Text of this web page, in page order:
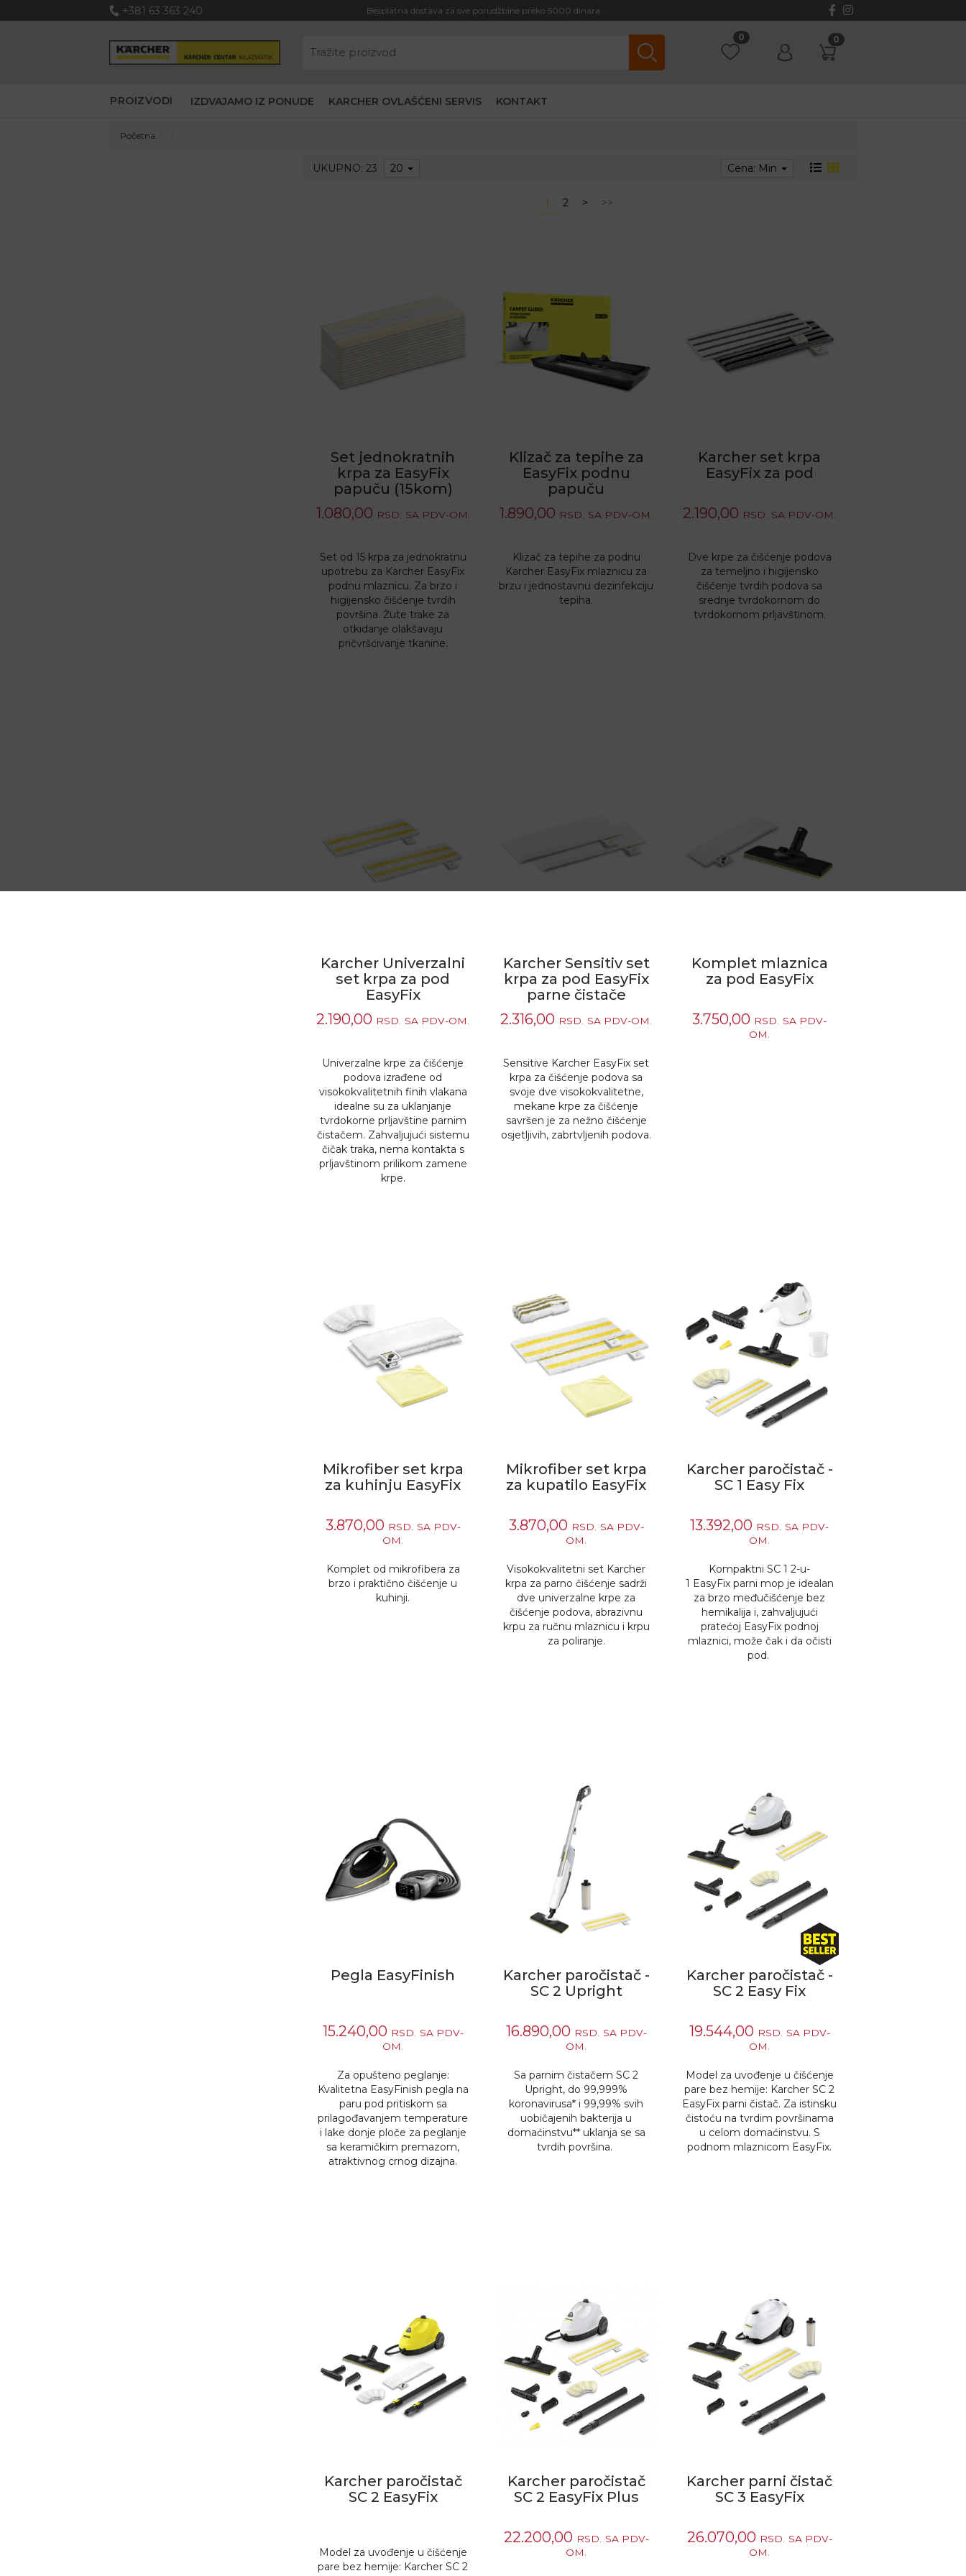
+381 63 363 240 Besplatna dostava za sve porudžbine preko 5000 dinara
0 0
PROIZVODI IZDVAJAMO IZ PONUDE KARCHER OVLAŠĆENI SERVIS KONTAKT
Početna
UKUPNO: 23 20 Cena: Min
1 2 > >>
Set jednokratnih
krpa za EasyFix
papuču (15kom)
1.080,00 RSD. SA PDV-OM.
Set od 15 krpa za jednokratnu
upotrebu za Karcher EasyFix
podnu mlaznicu. Za brzo i
higijensko čišćenje tvrdih
površina. Žute trake za
otkidanje olakšavaju
pričvršćivanje tkanine.
Klizač za tepihe za
EasyFix podnu
papuču
1.890,00 RSD. SA PDV-OM.
Klizač za tepihe za podnu
Karcher EasyFix mlaznicu za
brzu i jednostavnu dezinfekciju
tepiha.
Karcher set krpa
EasyFix za pod
2.190,00 RSD. SA PDV-OM.
Dve krpe za čišćenje podova
za temeljno i higijensko
čišćenje tvrdih podova sa
srednje tvrdokornom do
tvrdokornom prljavštinom.
Karcher Univerzalni
set krpa za pod
EasyFix
2.190,00 RSD. SA PDV-OM.
Univerzalne krpe za čišćenje
podova izrađene od
visokokvalitetnih finih vlakana
idealne su za uklanjanje
tvrdokorne prljavštine parnim
čistačem. Zahvaljujući sistemu
čičak traka, nema kontakta s
prljavštinom prilikom zamene
krpe.
Karcher Sensitiv set
krpa za pod EasyFix
parne čistače
2.316,00 RSD. SA PDV-OM.
Sensitive Karcher EasyFix set
krpa za čišćenje podova sa
svoje dve visokokvalitetne,
mekane krpe za čišćenje
savršen je za nežno čišćenje
osjetljivih, zabrtvljenih podova.
Komplet mlaznica
za pod EasyFix
3.750,00 RSD.
SA PDV-
OM.
Mikrofiber set krpa
za kuhinju EasyFix
3.870,00 RSD.
SA PDV-
OM.
Komplet od mikrofibera za
brzo i praktično čišćenje u
kuhinji.
Mikrofiber set krpa
za kupatilo EasyFix
3.870,00 RSD.
SA PDV-
OM.
Visokokvalitetni set Karcher
krpa za parno čišćenje sadrži
dve univerzalne krpe za
čišćenje podova, abrazivnu
krpu za ručnu mlaznicu i krpu
za poliranje.
Karcher paročistač -
SC 1 Easy Fix
13.392,00 RSD.
SA PDV-
OM.
Kompaktni SC 1 2-u-
1 EasyFixparni mop je idealan
za brzo međučišćenje bez
hemikalija i, zahvaljujući
pratećoj EasyFixpodnoj
mlaznici, može čak i da očisti
pod. ​
Pegla EasyFinish
15.240,00 RSD.
SA PDV-
OM.
Za opušteno peglanje:
Kvalitetna EasyFinish pegla na
paru pod pritiskom sa
prilagođavanjem temperature
i lake donje ploče za peglanje
sa keramičkim premazom,
atraktivnog crnog dizajna.
Karcher paročistač -
SC 2 Upright
16.890,00 RSD.
SA PDV-
OM.
Sa parnim čistačem SC 2
Upright, do 99,999%
koronavirusa* i 99,99% svih
uobičajenih bakterija u
domaćinstvu** uklanja se sa
tvrdih površina. ​
Karcher paročistač -
SC 2 Easy Fix
19.544,00 RSD.
SA PDV-
OM.
Model za uvođenje u čišćenje
pare bez hemije: Karcher SC 2
EasyFix parni čistač. Za istinsku
čistoću na tvrdim površinama
u celom domaćinstvu. S
podnom mlaznicom EasyFix.
Karcher paročistač
SC 2 EasyFix
Model za uvođenje u čišćenje
pare bez hemije: Karcher SC 2
Karcher paročistač
SC 2 EasyFix Plus
22.200,00 RSD.
SA PDV-
OM.
Karcher parni čistač
SC 3 EasyFix
26.070,00 RSD.
SA PDV-
OM.